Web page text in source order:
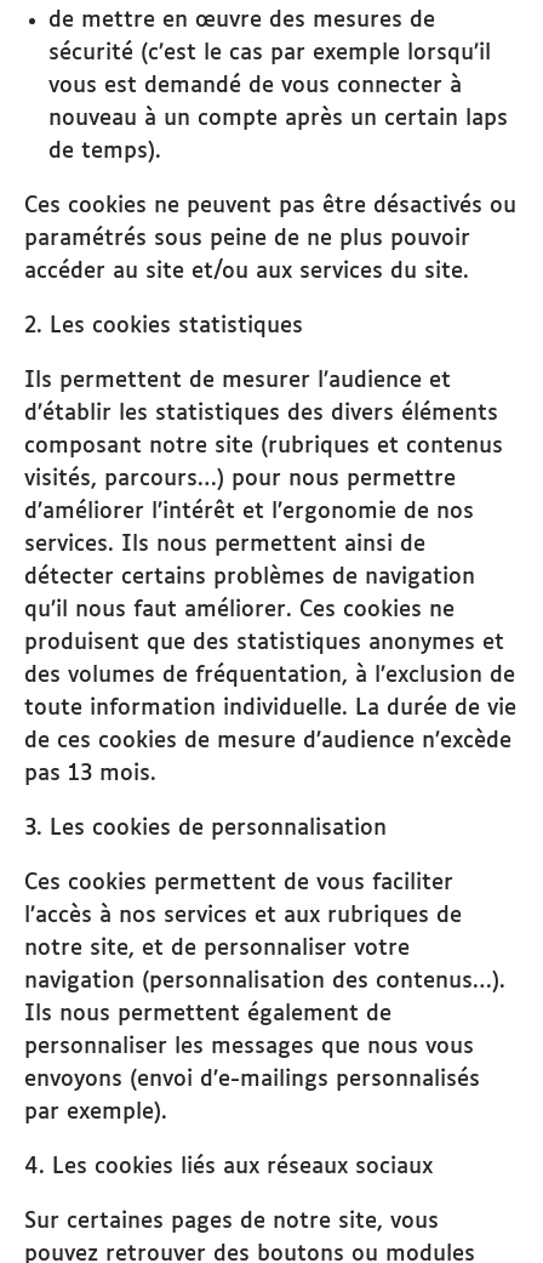
de mettre en œuvre des mesures de
sécurité (c’est le cas par exemple lorsqu’il
vous est demandé de vous connecter à
nouveau à un compte après un certain laps
de temps).
Ces cookies ne peuvent pas être désactivés ou
paramétrés sous peine de ne plus pouvoir
accéder au site et/ou aux services du site.
2. Les cookies statistiques
Ils permettent de mesurer l’audience et
d’établir les statistiques des divers éléments
composant notre site (rubriques et contenus
visités, parcours…) pour nous permettre
d’améliorer l’intérêt et l’ergonomie de nos
services. Ils nous permettent ainsi de
détecter certains problèmes de navigation
qu’il nous faut améliorer. Ces cookies ne
produisent que des statistiques anonymes et
des volumes de fréquentation, à l’exclusion de
toute information individuelle. La durée de vie
de ces cookies de mesure d’audience n’excède
pas 13 mois.
3. Les cookies de personnalisation
Ces cookies permettent de vous faciliter
l’accès à nos services et aux rubriques de
notre site, et de personnaliser votre
navigation (personnalisation des contenus…).
Ils nous permettent également de
personnaliser les messages que nous vous
envoyons (envoi d’e-mailings personnalisés
par exemple).
4. Les cookies liés aux réseaux sociaux
Sur certaines pages de notre site, vous
pouvez retrouver des boutons ou modules